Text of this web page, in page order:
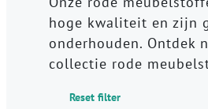
hoge kwaliteit en zijn
onderhouden. Ontdek
collectie rode
Reset filter